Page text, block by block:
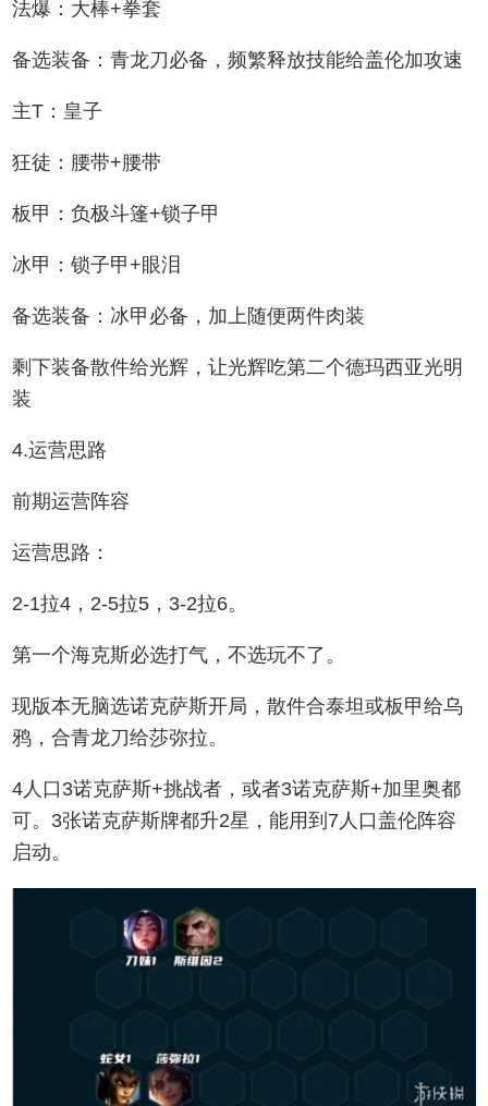
法爆：大棒+拳套
备选装备：青龙刀必备，频繁释放技能给盖伦加攻速
主T：皇子
狂徒：腰带+腰带
板甲：负极斗篷+锁子甲
冰甲：锁子甲+眼泪
备选装备：冰甲必备，加上随便两件肉装
剩下装备散件给光辉，让光辉吃第二个德玛西亚光明
装
4.运营思路
前期运营阵容
运营思路：
2-1拉4，2-5拉5，3-2拉6。
第一个海克斯必选打气，不选玩不了。
现版本无脑选诺克萨斯开局，散件合泰坦或板甲给乌
鸦，合青龙刀给莎弥拉。
4人口3诺克萨斯+挑战者，或者3诺克萨斯+加里奥都
可。3张诺克萨斯牌都升2星，能用到7人口盖伦阵容
启动。